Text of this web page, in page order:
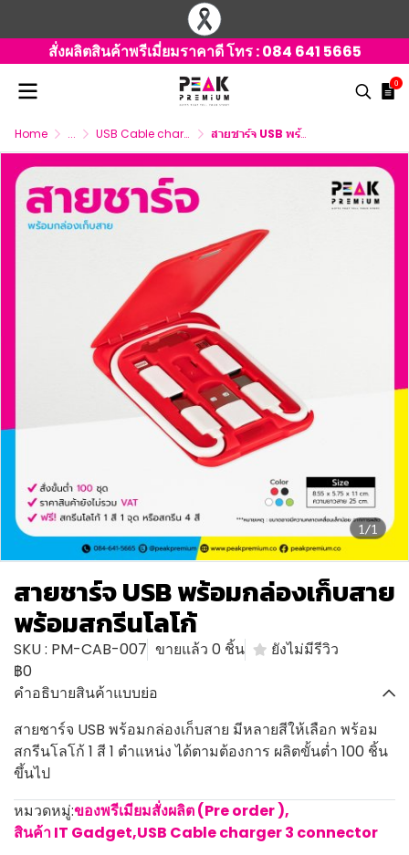
สั่งผลิตสินค้าพรีเมี่ยมราคาดี โทร :084 641 5665
0
Home ... USB Cable charger 3 connector สายชาร์จ USB พร้อมกล่องเก็บสาย พร้อมสกรีนโลโก้
1/1
สายชาร์จ USB พร้อมกล่องเก็บสาย
พร้อมสกรีนโลโก้
SKU : PM-CAB-007 ขายแล้ว 0 ชิ้น
ยังไม่มีรีวิว
฿0
คำอธิบายสินค้าแบบย่อ
สายชาร์จ USB พร้อมกล่องเก็บสาย มีหลายสีให้เลือก พร้อม
สกรีนโลโก้ 1 สี 1 ตำแหน่ง ได้ตามต้องการ ผลิตขั้นต่ำ 100 ชิ้น
ขึ้นไป
หมวดหมู่:ของพรีเมียมสั่งผลิต (Pre order ),
สินค้า IT Gadget,USB Cable charger 3 connector